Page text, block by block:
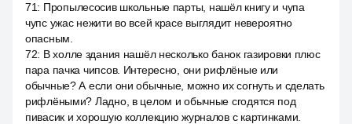
71: Пропылесосив школьные парты, нашёл книгу и чупа
чупс ужас нежити во всей красе выглядит невероятно
опасным.
72: В холле здания нашёл несколько банок газировки плюс
пара пачка чипсов. Интересно, они рифлёные или
обычные? А если они обычные, можно их согнуть и сделать
рифлёными? Ладно, в целом и обычные сгодятся под
пивасик и хорошую коллекцию журналов с картинками.